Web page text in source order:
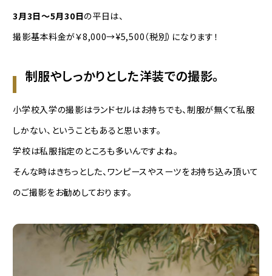
3月3日〜5月30日の平日は、
撮影基本料金が￥8,000→¥5,500（税別）になります！
制服やしっかりとした洋装での撮影。
小学校入学の撮影はランドセルはお持ちでも、制服が無くて私服
しかない、ということもあると思います。
学校は私服指定のところも多いんですよね。
そんな時はきちっとした、ワンピースやスーツをお持ち込み頂いて
のご撮影をお勧めしております。